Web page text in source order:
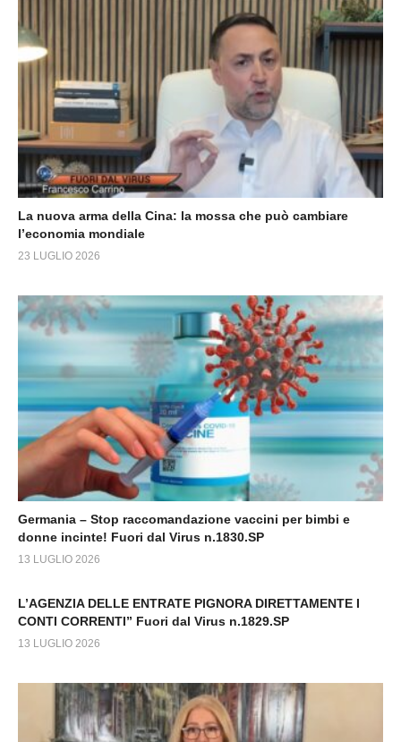
La nuova arma della Cina: la mossa che può cambiare
l’economia mondiale
23 LUGLIO 2026
Germania – Stop raccomandazione vaccini per bimbi e
donne incinte! Fuori dal Virus n.1830.SP
13 LUGLIO 2026
L’AGENZIA DELLE ENTRATE PIGNORA DIRETTAMENTE I
CONTI CORRENTI” Fuori dal Virus n.1829.SP
13 LUGLIO 2026